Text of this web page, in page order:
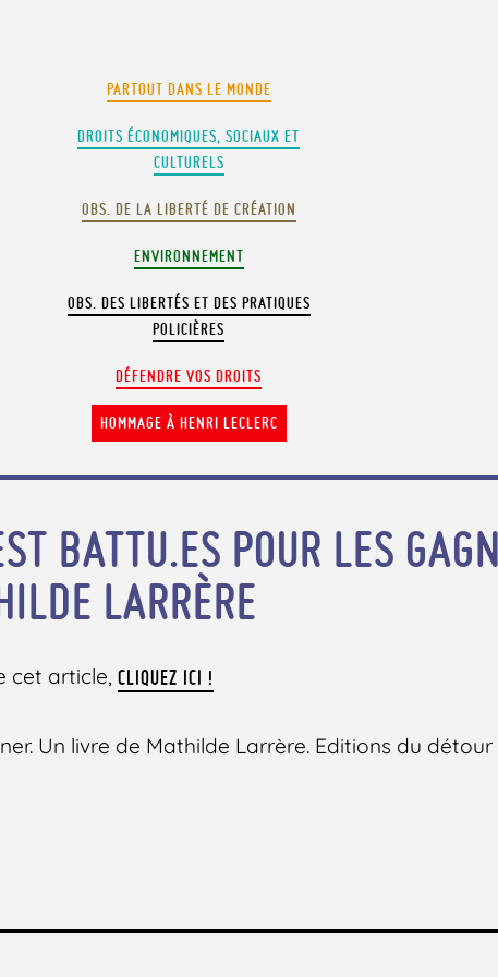
PARTOUT DANS LE MONDE
DROITS ÉCONOMIQUES, SOCIAUX ET
CULTURELS
OBS. DE LA LIBERTÉ DE CRÉATION
ENVIRONNEMENT
OBS. DES LIBERTÉS ET DES PRATIQUES
POLICIÈRES
DÉFENDRE VOS DROITS
HOMMAGE À HENRI LECLERC
BATTU.ES POUR LES
LARRÈRE
cet article,CLIQUEZ ICI !
Un livre de Mathilde Larrère. Editions du détour